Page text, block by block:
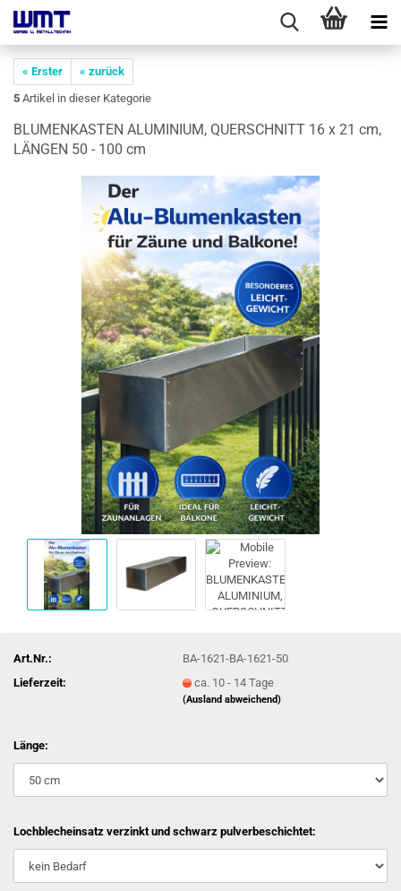
« Erster
« zurück
5 Artikel in dieser Kategorie
BLU­MEN­KAS­TEN ALU­MI­NI­UM, QUER­SCHNITT 16 x 21 cm,
LÄN­GEN 50 - 100 cm
Art.Nr.:
BA-1621-BA-1621-50
Lieferzeit:
ca. 10 - 14 Tage
(Ausland abweichend)
Länge:
Lochblecheinsatz verzinkt und schwarz pulverbeschichtet: